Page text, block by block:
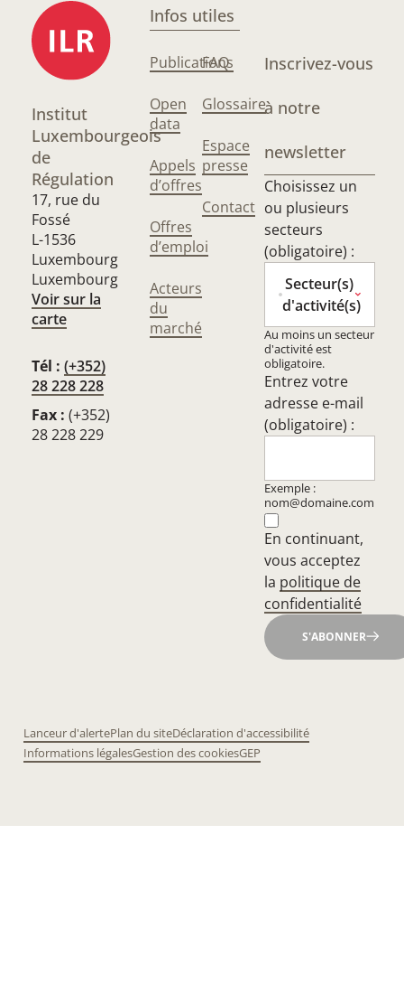
Institut
Luxembourgeois
de
Régulation
17, rue du
Fossé
L-1536
Luxembourg
Luxembourg
Voir sur la
carte
Tél : (+352)
28 228 228
Fax : (+352)
28 228 229
Infos utiles
Publications
Open
data
Appels
d’offres
Offres
d’emploi
Acteurs
du
marché
FAQ
Glossaire
Espace
presse
Contact
Inscrivez-vous
à notre
newsletter
Choisissez un
ou plusieurs
secteurs
(obligatoire) :
Secteur(s)
d'activité(s)
Au moins un secteur
d'activité est
obligatoire.
Entrez votre
adresse e-mail
(obligatoire) :
Exemple :
nom@domaine.com
En continuant,
vous acceptez
la politique de
confidentialité
S'ABONNER
Lanceur d'alertePlan du siteDéclaration d'accessibilité
Informations légalesGestion des cookiesGEP